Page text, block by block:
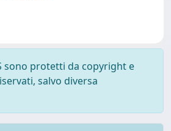
sono protetti da copyright e
salvo diversa